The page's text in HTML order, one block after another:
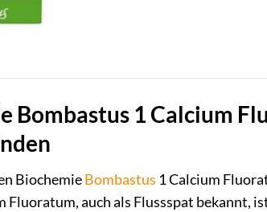
Bombastus 1 Calcium
BiochemieBombastus 1 Calcium
Fluoratum, auch als Flussspat bekannt,